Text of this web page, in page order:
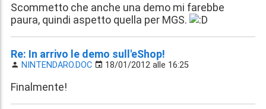
Scommetto che anche una demo mi farebbe
paura, quindi aspetto quella per MGS.
Re: In arrivo le demo sull'eShop!
NINTENDARO.DOC 18/01/2012 alle 16:25
Finalmente!